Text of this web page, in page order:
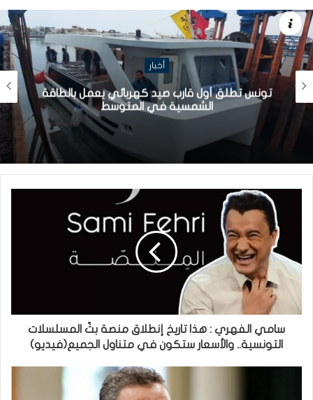
أخبار
تونس تطلق أول قارب صيد كهربائي يعمل بالطاقة
الشمسية في المتوسط
سامي الفهري : هذا تاريخ إنطلاق منصة بثّ المسلسلات
التونسية.. والأسعار ستكون في متناول الجميع(فيديو)